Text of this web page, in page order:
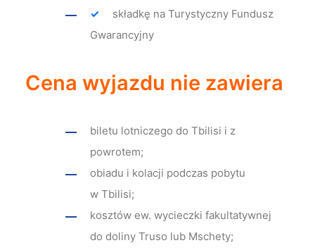
składkę na Turystyczny Fundusz
Gwarancyjny
Cena wyjazdu nie zawiera
biletu lotniczego do Tbilisi i z
powrotem;
obiadu i kolacji podczas pobytu
w Tbilisi;
kosztów ew. wycieczki fakultatywnej
do doliny Truso lub Mschety;